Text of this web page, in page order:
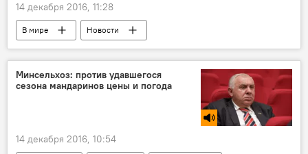
14 декабря 2016, 11:28
В мире Новости
Минсельхоз: против удавшегося
сезона мандаринов цены и погода
14 декабря 2016, 10:54